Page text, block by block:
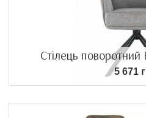
Стілець
5 671